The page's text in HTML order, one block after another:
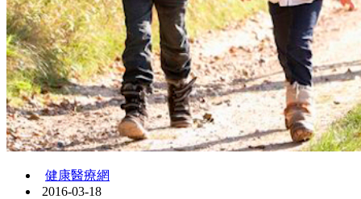
健康醫療網
2016-03-18